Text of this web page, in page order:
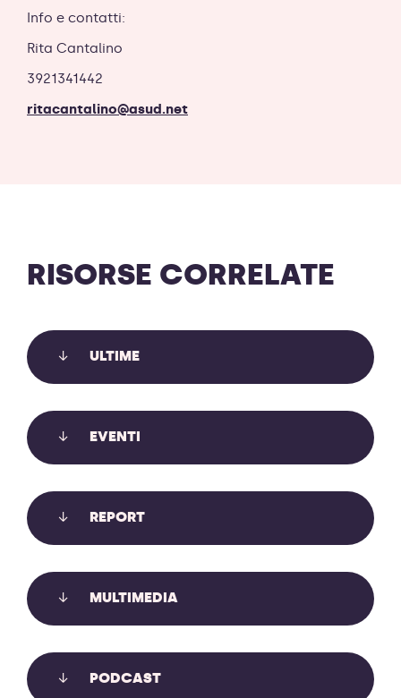
Info e contatti:
Rita Cantalino
3921341442
ritacantalino@asud.net
RISORSE CORRELATE
ULTIME
IL MONITORAGGIO AMBIENTALE
EVENTI
REPORT
MULTIMEDIA
PODCAST